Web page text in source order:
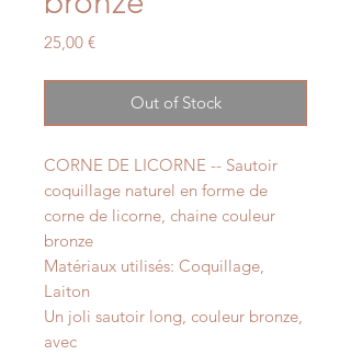
25,00 €Price
Out of Stock
CORNE DE LICORNE -- Sautoir
coquillage naturel en forme de
corne de licorne, chaine couleur
bronze
Matériaux utilisés: Coquillage,
Laiton
Un joli sautoir long, couleur bronze,
avec